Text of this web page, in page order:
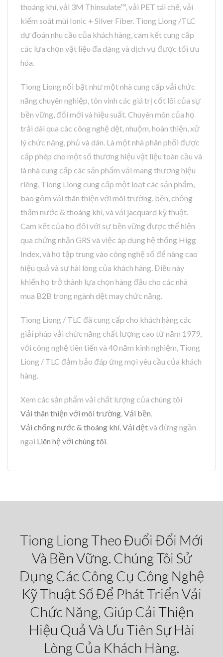
thoáng khí, vải 3M Thinsulate™, vải PET tái chế, vải
kiểm soát mùi Ionic + Silver Fiber. Tiong Liong /TLC
dự đoán nhu cầu của khách hàng, cam kết cung cấp
các lựa chọn vật liệu đa dạng và dịch vụ được tối ưu
hóa.
Tiong Liong nổi bật như một nhà cung cấp vải chức
năng chuyên nghiệp, tôn vinh các giá trị cốt lõi của sự
bền vững, đổi mới và hiệu suất. Chuyên môn của họ
trải dài qua các công nghệ dệt, nhuộm, hoàn thiện, xử
lý chức năng, phủ và dán. Là một nhà phân phối được
cấp phép cho một số thương hiệu vật liệu toàn cầu và
là nhà cung cấp các sản phẩm vải mang thương hiệu
riêng, Tiong Liong cung cấp một loạt các sản phẩm,
bao gồm vải thân thiện với môi trường, bền, chống
thấm nước & thoáng khí, và vải jacquard kỹ thuật.
Cam kết của họ đối với sự bền vững được thể hiện
qua chứng nhận GRS và việc áp dụng hệ thống Higg
Index, và họ tập trung vào công nghệ số để nâng cao
hiệu quả và sự hài lòng của khách hàng. Điều này
khiến họ trở thành lựa chọn hàng đầu cho các nhà
mua B2B trong ngành dệt may chức năng.
Tiong Liong / TLC đã cung cấp cho khách hàng các
giải pháp vải chức năng chất lượng cao từ năm 1979,
với công nghệ tiên tiến và 40 năm kinh nghiệm, Tiong
Liong / TLC đảm bảo đáp ứng mọi yêu cầu của khách
hàng.
Xem các sản phẩm vải chất lượng của chúng tôi
Vải thân thiện với môi trường,Vải bền,
Vải chống nước & thoáng khí,Vải dệtvà đừng ngần
ngại Liên hệ với chúng tôi.
Tiong Liong Theo Đuổi Đổi Mới
Và Bền Vững. Chúng Tôi Sử
Dụng Các Công Cụ Công Nghệ
Kỹ Thuật Số Để Phát Triển Vải
Chức Năng, Giúp Cải Thiện
Hiệu Quả Và Ưu Tiên Sự Hài
Lòng Của Khách Hàng.